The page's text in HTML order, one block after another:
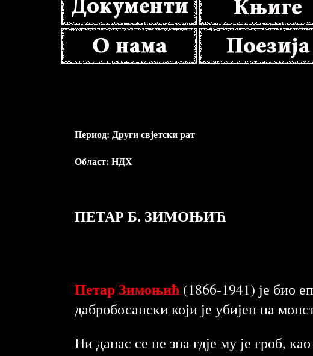
Период: Други свјетски рат
Област: НДХ
ПЕТАР Б. ЗИМОЊИЋ
Петар Зимоњић (1866-1941) је био
дабробосански који је убијен на
Ни данас се не зна гдје му је гроб,